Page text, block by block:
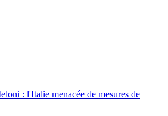
: l'Italie menacée de mesures de